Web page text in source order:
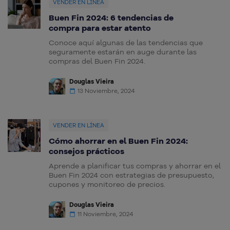
VENDER EN LÍNEA
Buen Fin 2024: 6 tendencias de
compra para estar atento
Conoce aquí algunas de las tendencias que
seguramente estarán en auge durante las
compras del Buen Fin 2024.
Douglas Vieira
13 Noviembre, 2024
VENDER EN LÍNEA
Cómo ahorrar en el Buen Fin 2024:
consejos prácticos
Aprende a planificar tus compras y ahorrar en el
Buen Fin 2024 con estrategias de presupuesto,
cupones y monitoreo de precios.
Douglas Vieira
11 Noviembre, 2024